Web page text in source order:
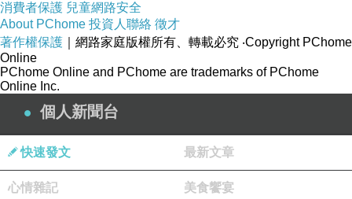
消費者保護 兒童網路安全
About PChome 投資人聯絡 徵才
著作權保護 ｜網路家庭版權所有、轉載必究 ‧Copyright PChome
Online
PChome Online and PChome are trademarks of PChome
Online Inc.
個人新聞台
快速發文 最新文章
心情雜記 美食饗宴